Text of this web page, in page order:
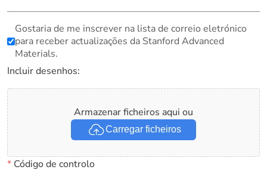
Gostaria de me inscrever na lista de correio eletrónico
para receber actualizações da Stanford Advanced
Materials.
Incluir desenhos:
Armazenar ficheiros aqui ou
Carregar ficheiros
*Código de controlo